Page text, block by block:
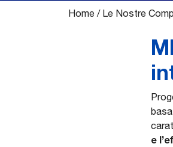
Home / Le Nostre
e